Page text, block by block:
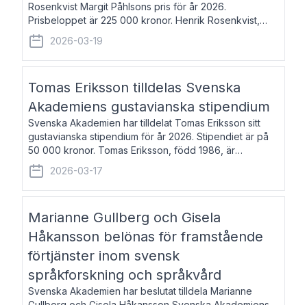
Rosenkvist Margit Påhlsons pris för år 2026.
Prisbeloppet är 225 000 kronor. Henrik Rosenkvist,
född 1965, är professor i nordiska språk vid Göteborgs
universitet. Han disputerade 2004 på avhan
2026-03-19
Tomas Eriksson tilldelas Svenska
Akademiens gustavianska stipendium
Svenska Akademien har tilldelat Tomas Eriksson sitt
gustavianska stipendium för år 2026. Stipendiet är på
50 000 kronor. Tomas Eriksson, född 1986, är
projektledare inom marknadsföring och författare och
utkom i fjol med boken Syndabocken.
2026-03-17
Marianne Gullberg och Gisela
Håkansson belönas för framstående
förtjänster inom svensk
språkforskning och språkvård
Svenska Akademien har beslutat tilldela Marianne